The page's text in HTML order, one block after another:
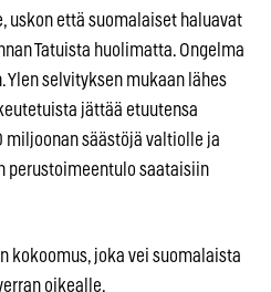
uskon että suomalaiset haluavat
Tatuista huolimatta. Ongelma
Ylen selvityksen mukaan lähes
jättää etuutensa
säästöjä valtiolle ja
perustoimeentulo saataisiin
kokoomus, joka vei suomalaista
oikealle.